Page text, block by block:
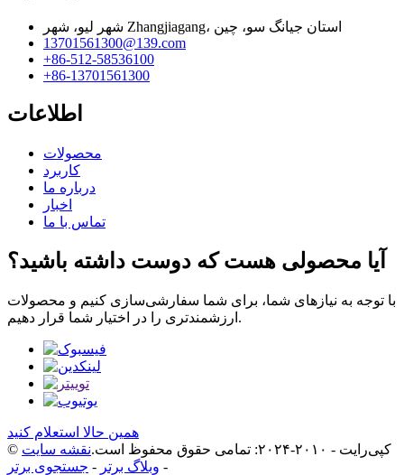
شهر لیو، شهر Zhangjiagang، استان جیانگ سو، چین
13701561300@139.com
‎+86-512-58536100‎
‎+86-13701561300‎
اطلاعات
محصولات
کاربرد
درباره ما
اخبار
تماس با ما
آیا محصولی هست که دوست داشته باشید؟
با توجه به نیازهای شما، برای شما سفارشی‌سازی کنیم و محصولات
ارزشمندتری را در اختیار شما قرار دهیم.
همین حالا استعلام کنید
© کپی‌رایت - ۲۰۱۰-۲۰۲۴: تمامی حقوق محفوظ است.
نقشه سایت
- وبلاگ برتر - جستجوی برتر